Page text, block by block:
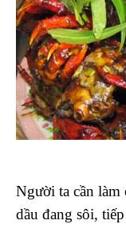
Người ta cần làm
dầu đang sôi,